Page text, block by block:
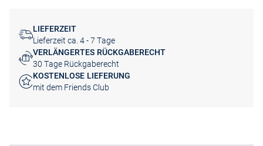
LIEFERZEIT
Lieferzeit ca. 4 - 7 Tage
VERLÄNGERTES RÜCKGABERECHT
30 Tage Rückgaberecht
KOSTENLOSE LIEFERUNG
mit dem Friends Club